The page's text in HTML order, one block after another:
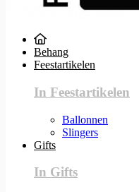
Behang
Feestartikelen
In Feestartikelen
Ballonnen
Slingers
Gifts
In Gifts